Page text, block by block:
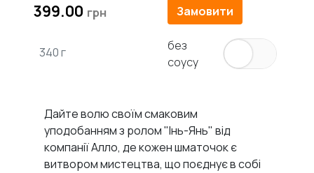
399.00 Замовити
340 г
без
соусу
Дайте волю своїм смаковим
уподобанням з ролом "Інь-Янь" від
компанії Алло, де кожен шматочок є
витвором мистецтва, що поєднує в собі